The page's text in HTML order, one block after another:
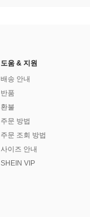
도움 & 지원
배송 안내
반품
환불
주문 방법
주문 조회 방법
사이즈 안내
SHEIN VIP